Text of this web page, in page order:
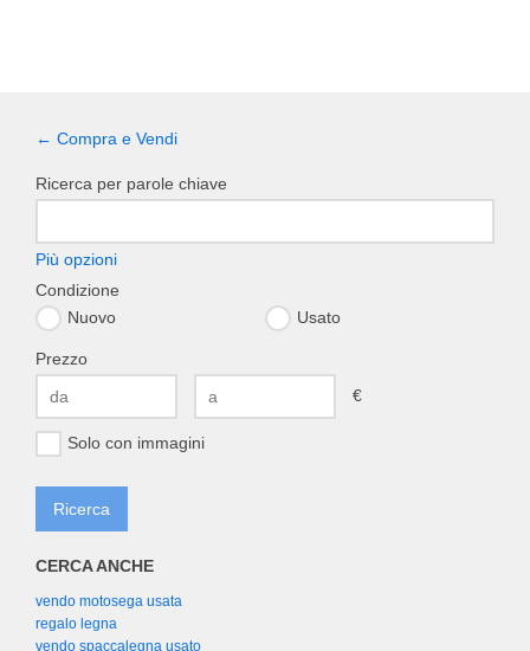
← Compra e Vendi
Ricerca per parole chiave
Più opzioni
Condizione
Nuovo
Usato
Prezzo
€
Solo con immagini
CERCA ANCHE
vendo motosega usata
regalo legna
vendo spaccalegna usato